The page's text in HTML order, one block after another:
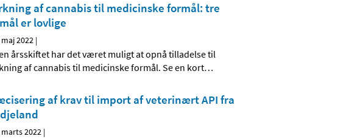
af cannabis til medicinske formål: tre
er lovlige
maj 2022 |
årsskiftet har det været muligt at opnå tilladelse til
af cannabis til medicinske formål. Se en kort…
af krav til import af veterinært API fra
marts 2022 |